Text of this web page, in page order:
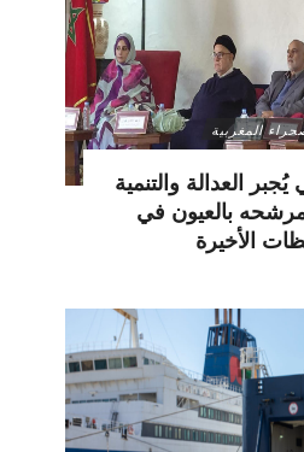
المغربية
العدالة والتنمية
بالعيون في
الأخيرة